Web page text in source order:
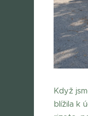
Když
blížila k